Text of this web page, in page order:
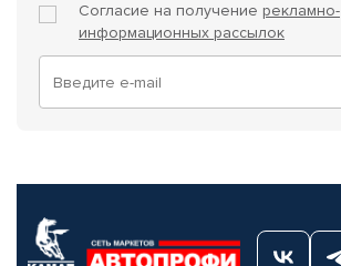
Согласие на получение рекламно-
информационных рассылок